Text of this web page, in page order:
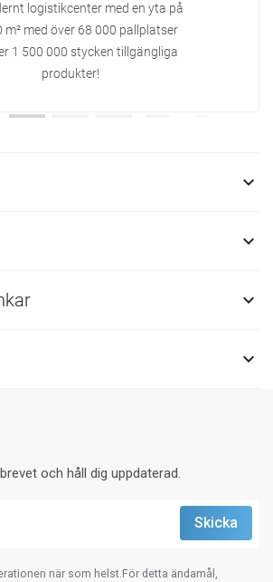
logistikcenter med en yta på
m² med över 68 000 pallplatser
1 500 000 stycken tillgängliga
produkter!




och håll dig uppdaterad.
när som helst.För detta ändamål,